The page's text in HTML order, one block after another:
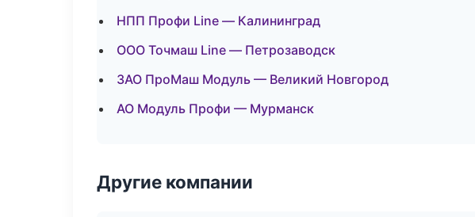
НПП Профи Line — Калининград
ООО Точмаш Line — Петрозаводск
ЗАО ПроМаш Модуль — Великий Новгород
АО Модуль Профи — Мурманск
Другие компании